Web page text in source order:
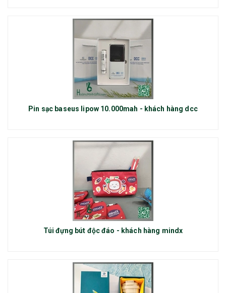
Pin sạc baseus lipow 10.000mah - khách hàng dcc
Túi đựng bút độc đáo - khách hàng mindx